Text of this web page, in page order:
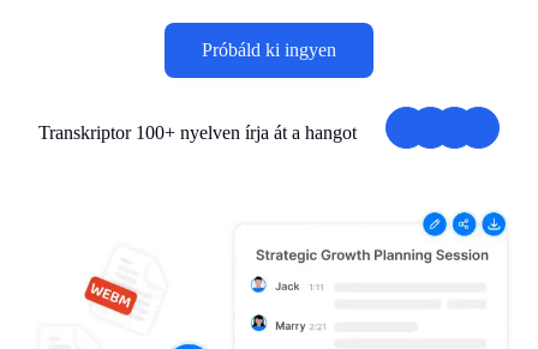
Próbáld ki ingyen
Transkriptor 100+ nyelven írja át a hangot